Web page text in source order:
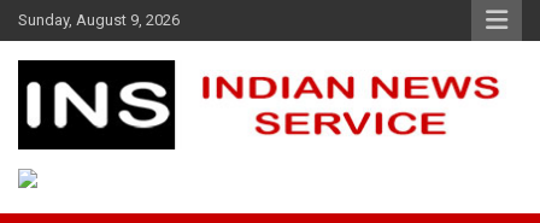
Skip
to
content
Sunday, August 9, 2026
Indian News Service